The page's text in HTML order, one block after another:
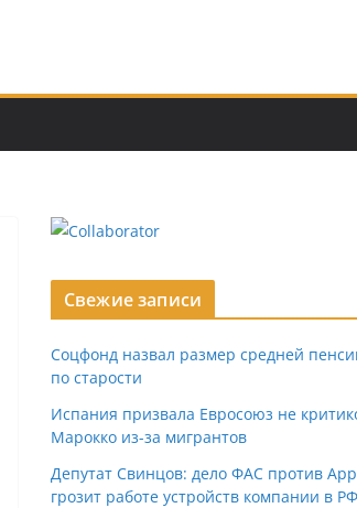
Свежие записи
Соцфонд назвал размер средней
по старости
Испания призвала Евросоюз не
Марокко из-за мигрантов
Депутат Свинцов: дело ФАС против
грозит работе устройств компании в РФ